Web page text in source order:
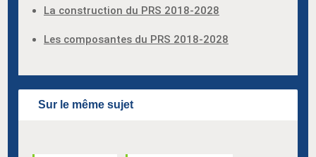
La construction du PRS 2018-2028
Les composantes du PRS 2018-2028
Sur le même sujet